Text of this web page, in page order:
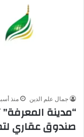
جمال علم الدين منذ
“مدينة
صندوق عقاري